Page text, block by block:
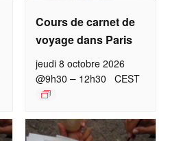
Cours de carnet de
voyage dans Paris
jeudi 8 octobre 2026
@9h30 – 12h30 CEST